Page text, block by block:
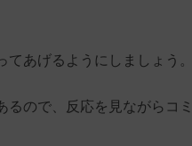
あげるようにしましょう。
ので、反応を見ながらコミ